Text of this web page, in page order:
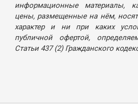
информационные материалы,
цены, размещенные на нём,
характер и ни при каких
публичной офертой,
Статьи 437 (2) Гражданского